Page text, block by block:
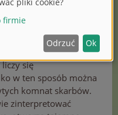
2–4 graczy od 8 lat:
się
w ten sposób można
komnat skarbów.
zinterpretować